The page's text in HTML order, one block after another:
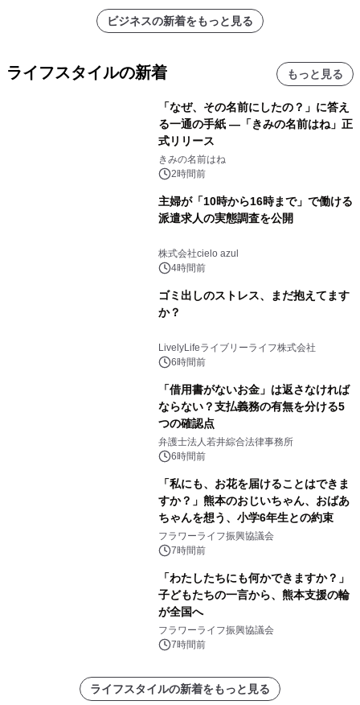
ビジネスの新着をもっと見る
ライフスタイルの新着 もっと見る
「なぜ、その名前にしたの？」に答え
る一通の手紙 ―「きみの名前はね」正
式リリース
きみの名前はね
2時間前
主婦が「10時から16時まで」で働ける
派遣求人の実態調査を公開
株式会社cielo azul
4時間前
ゴミ出しのストレス、まだ抱えてます
か？
LivelyLifeライブリーライフ株式会社
6時間前
「借用書がないお金」は返さなければ
ならない？支払義務の有無を分ける5
つの確認点
弁護士法人若井綜合法律事務所
6時間前
「私にも、お花を届けることはできま
すか？」熊本のおじいちゃん、おばあ
ちゃんを想う、小学6年生との約束
フラワーライフ振興協議会
7時間前
「わたしたちにも何かできますか？」
子どもたちの一言から、熊本支援の輪
が全国へ
フラワーライフ振興協議会
7時間前
ライフスタイルの新着をもっと見る